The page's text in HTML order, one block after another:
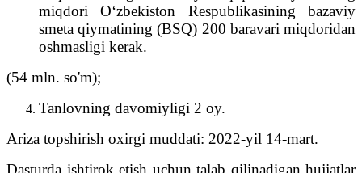
miqdori O‘zbekiston Respublikasining bazaviy
smeta qiymatining (BSQ) 200 baravari miqdoridan
oshmasligi kerak.
(54 mln. so'm);
Tanlovning davomiyligi 2 oy.
Ariza topshirish oxirgi muddati: 2022-yil 14-mart.
Dasturda ishtirok etish uchun talab qilinadigan hujjatlar